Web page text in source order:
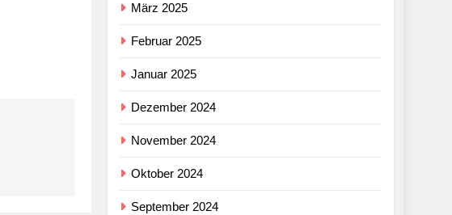
März 2025
Februar 2025
Januar 2025
Dezember 2024
November 2024
Oktober 2024
September 2024